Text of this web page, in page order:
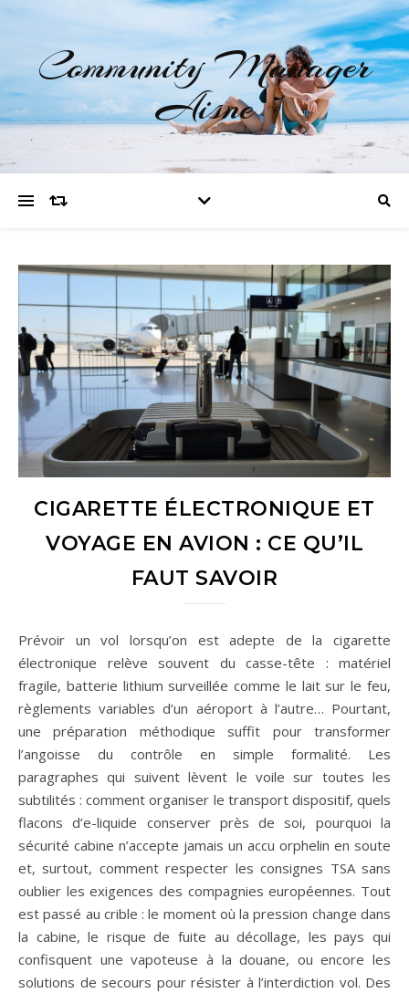
Community Manager
Aisne
CIGARETTE ÉLECTRONIQUE ET
VOYAGE EN AVION : CE QU’IL
FAUT SAVOIR
Prévoir un vol lorsqu’on est adepte de la cigarette
électronique relève souvent du casse-tête : matériel
fragile, batterie lithium surveillée comme le lait sur le feu,
règlements variables d’un aéroport à l’autre… Pourtant,
une préparation méthodique suffit pour transformer
l’angoisse du contrôle en simple formalité. Les
paragraphes qui suivent lèvent le voile sur toutes les
subtilités : comment organiser le transport dispositif, quels
flacons d’e-liquide conserver près de soi, pourquoi la
sécurité cabine n’accepte jamais un accu orphelin en soute
et, surtout, comment respecter les consignes TSA sans
oublier les exigences des compagnies européennes. Tout
est passé au crible : le moment où la pression change dans
la cabine, le risque de fuite au décollage, les pays qui
confisquent une vapoteuse à la douane, ou encore les
solutions de secours pour résister à l’interdiction vol. Des